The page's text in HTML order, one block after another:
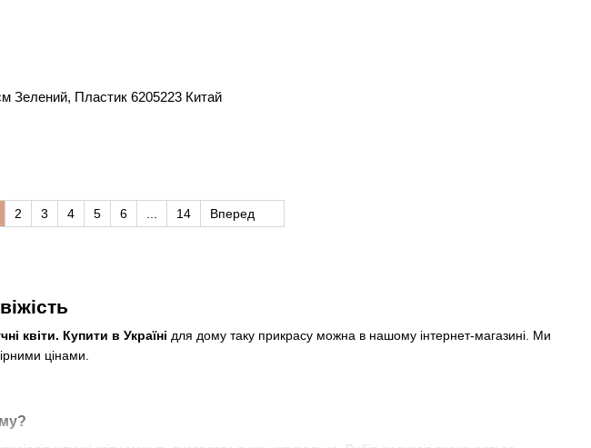
квіти. Купити в Україні для дому таку прикрасу можна в нашому інтернет-магазині. Ми
цінами.
Зелений, Пластик 6205223 Китай
2 3 4 5 6 14 Вперед